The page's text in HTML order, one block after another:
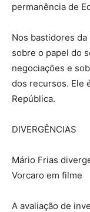
permanência de
Nos bastidores
sobre o papel do
negociações e
dos recursos. Ele
República.
DIVERGÊNCIAS
Mário Frias
Vorcaro em filme
A avaliação de